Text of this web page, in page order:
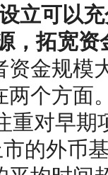
立可以
，拓宽资
资金规模
两个方面
对早期
的外币